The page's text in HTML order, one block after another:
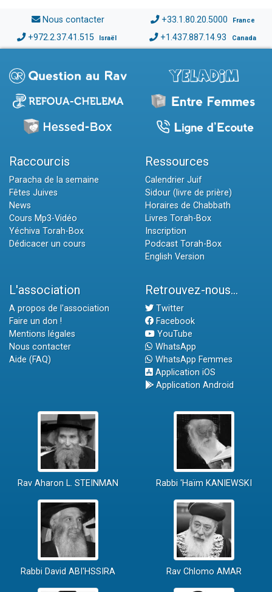
Nous contacter +33.1.80.20.5000 France
+972.2.37.41.515 Israël +1.437.887.14.93 Canada
Raccourcis
Paracha de la semaine
Fêtes Juives
News
Cours Mp3-Vidéo
Yéchiva Torah-Box
Dédicacer un cours
Ressources
Calendrier Juif
Sidour (livre de prière)
Horaires de Chabbath
Livres Torah-Box
Inscription
Podcast Torah-Box
English Version
L'association
A propos de l'association
Faire un don !
Mentions légales
Nous contacter
Aide (FAQ)
Retrouvez-nous...
Twitter
Facebook
YouTube
WhatsApp
WhatsApp Femmes
Application iOS
Application Android
Rav Aharon L. STEINMAN Rabbi 'Haïm KANIEWSKI
Rabbi David ABI'HSSIRA Rav Chlomo AMAR